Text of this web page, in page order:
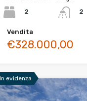
2
2
Vendita
€328.000,00
In evidenza